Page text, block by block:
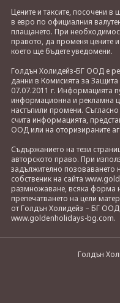
Цените и таксите, посочени в
в евро по официалния
плащането. При
правото, да променя цените
което ще бъдете уведомени.
Голдън Холидейз-БГ ООД е
данни в Комисията за
07.07.2011 г. Информацията
информационна и рекламна
настъпили промени.
счита информацията,
ООД или на оторизираните
Съдържанието на тези
авторското право. При
задължително
собственик на сайта
размножаване, всяка форма
препечатването на цели
от Голдън Холидейз – БГ ООД
www.goldenholidays-bg.com.
Голдън